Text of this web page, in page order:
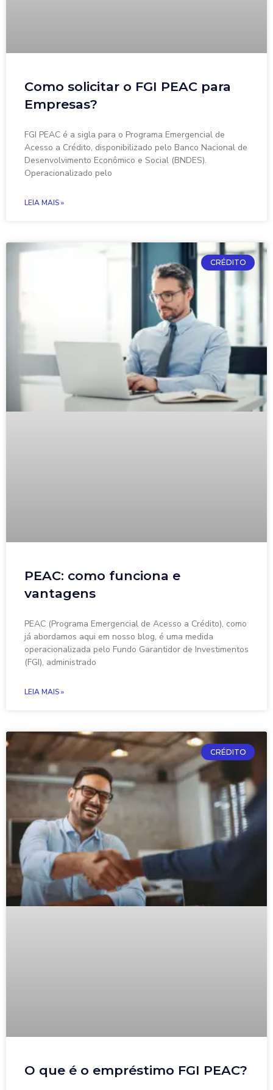
Como solicitar o FGI PEAC para
Empresas?
FGI PEAC é a sigla para o Programa Emergencial de
Acesso a Crédito, disponibilizado pelo Banco Nacional de
Desenvolvimento Econômico e Social (BNDES).
Operacionalizado pelo
LEIA MAIS »
CRÉDITO
PEAC: como funciona e
vantagens
PEAC (Programa Emergencial de Acesso a Crédito), como
já abordamos aqui em nosso blog, é uma medida
operacionalizada pelo Fundo Garantidor de Investimentos
(FGI), administrado
LEIA MAIS »
CRÉDITO
O que é o empréstimo FGI PEAC?